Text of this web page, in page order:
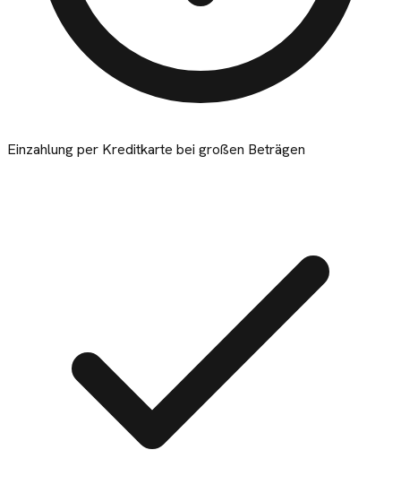
Einzahlung per Kreditkarte bei großen Beträgen